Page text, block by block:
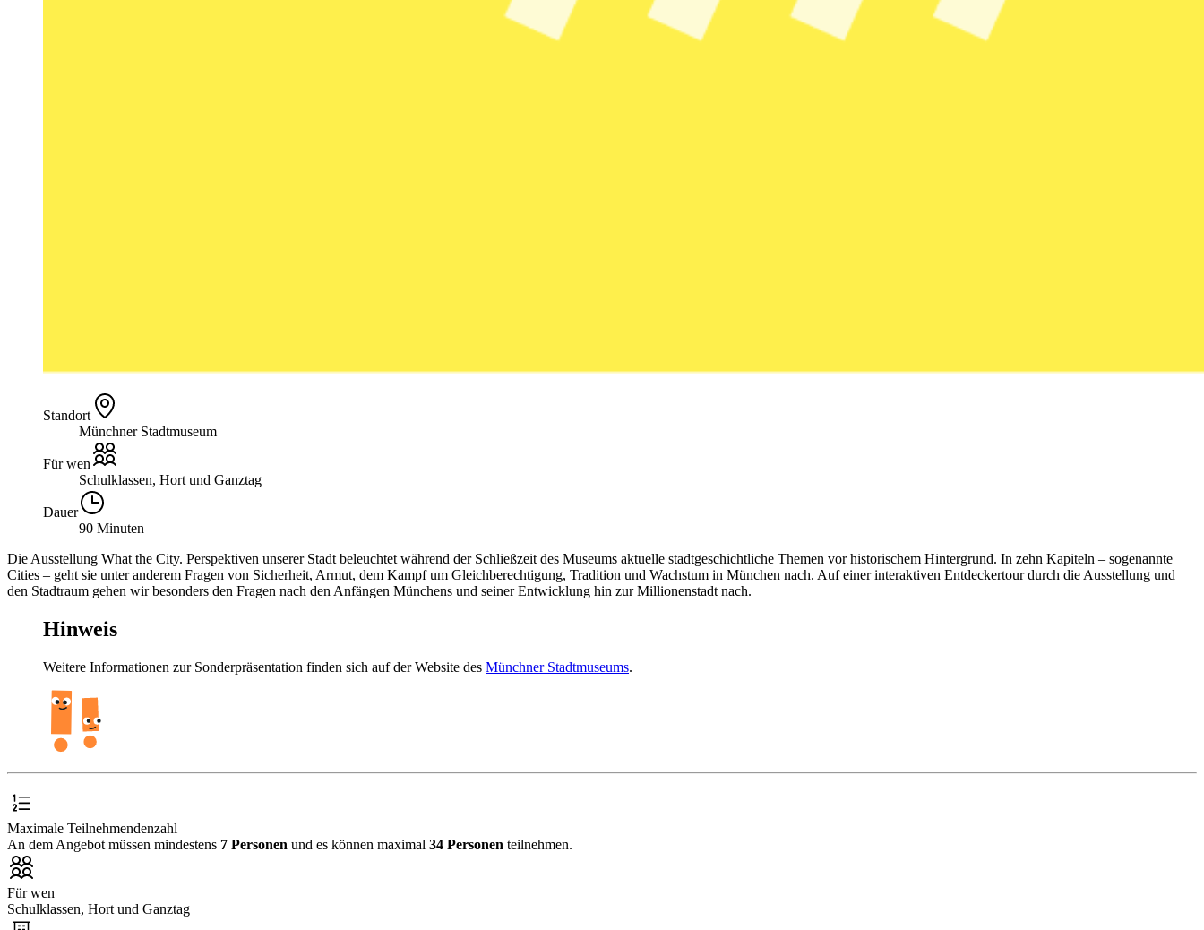
Standort
Münchner Stadtmuseum
Für wen
Schulklassen, Hort und Ganztag
Dauer
90 Minuten
Die Ausstellung What the City. Perspektiven unserer Stadt beleuchtet während der Schließzeit des Museums aktuelle stadtgeschichtliche Themen vor historischem Hintergrund. In zehn Kapiteln – sogenannte
Cities – geht sie unter anderem Fragen von Sicherheit, Armut, dem Kampf um Gleichberechtigung, Tradition und Wachstum in München nach. Auf einer interaktiven Entdeckertour durch die Ausstellung und
den Stadtraum gehen wir besonders den Fragen nach den Anfängen Münchens und seiner Entwicklung hin zur Millionenstadt nach.
Hinweis
Weitere Informationen zur Sonderpräsentation finden sich auf der Website des Münchner Stadtmuseums.
Maximale Teilnehmendenzahl
An dem Angebot müssen mindestens 7 Personen und es können maximal 34 Personen teilnehmen.
Für wen
Schulklassen, Hort und Ganztag